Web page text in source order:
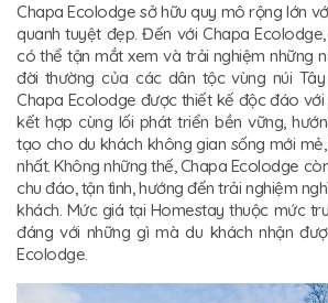
Chapa Ecolodge sở hữu quy mô rộng lớn
quanh tuyệt đẹp. Đến với Chapa
có thể tận mắt xem và trải nghiệm những
đời thường của các dân tộc vùng núi
Chapa Ecolodge được thiết kế độc đáo
kết hợp cùng lối phát triển bền vững,
tạo cho du khách không gian sống mới
nhất. Không những thế, Chapa Ecolodge
chu đáo, tận tình, hướng đến trải nghiệm
khách. Mức giá tại Homestay thuộc mức
đáng với những gì mà du khách nhận
Ecolodge.